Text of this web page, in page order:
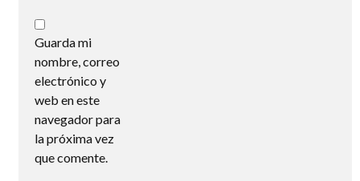
Guarda mi
nombre, correo
electrónico y
web en este
navegador para
la próxima vez
que comente.